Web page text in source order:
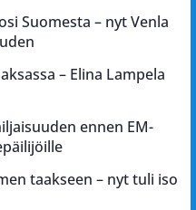
Suomesta – nyt Venla
– Elina Lampela
ennen EM-
taakseen – nyt tuli iso